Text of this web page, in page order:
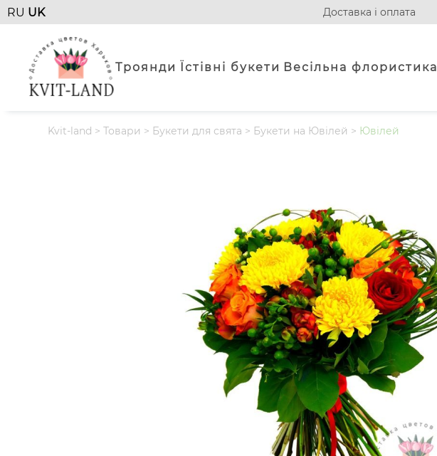
RU UK Доставка і оплата
Троянди Їстівні букети Весільна флористика
Kvit-land >Товари > Букети для свята > Букети на Ювілей > Ювілей